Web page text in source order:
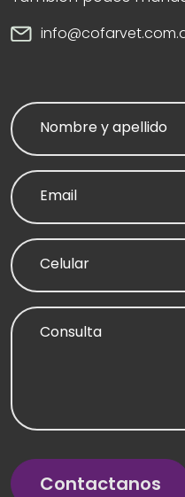
Nombre y apellido
Email
Celular
Consulta
Contactanos